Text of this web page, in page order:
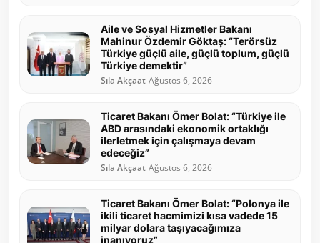
Aile ve Sosyal Hizmetler Bakanı
Mahinur Özdemir Göktaş: “Terörsüz
Türkiye güçlü aile, güçlü toplum, güçlü
Türkiye demektir”
Sıla Akçaat Ağustos 6, 2026
Ticaret Bakanı Ömer Bolat: “Türkiye ile
ABD arasındaki ekonomik ortaklığı
ilerletmek için çalışmaya devam
edeceğiz”
Sıla Akçaat Ağustos 6, 2026
Ticaret Bakanı Ömer Bolat: “Polonya ile
ikili ticaret hacmimizi kısa vadede 15
milyar dolara taşıyacağımıza
inanıyoruz”